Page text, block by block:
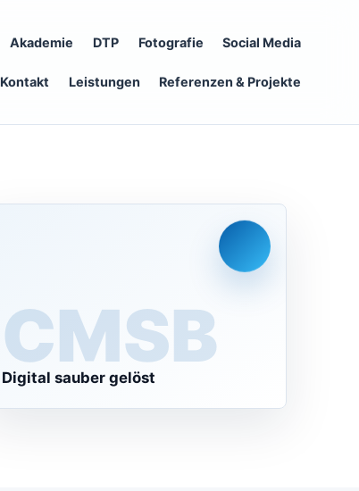
Akademie DTP Fotografie Social Media
Kontakt Leistungen Referenzen & Projekte
CMS
Digital sauber gelöst